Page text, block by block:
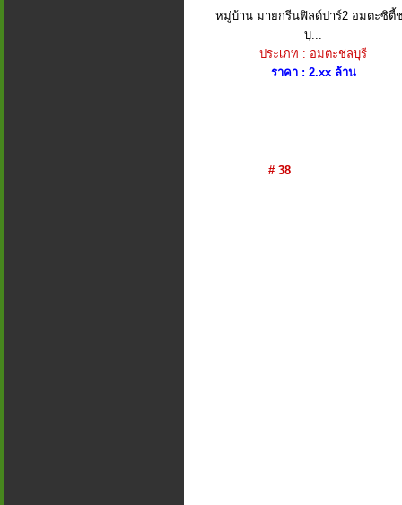
หมู่บ้าน มายกรีนฟิลด์ปาร์2 อมตะซิตี้
บุ...
ประเภท : อมตะชลบุรี
ราคา : 2.xx ล้าน
# 38